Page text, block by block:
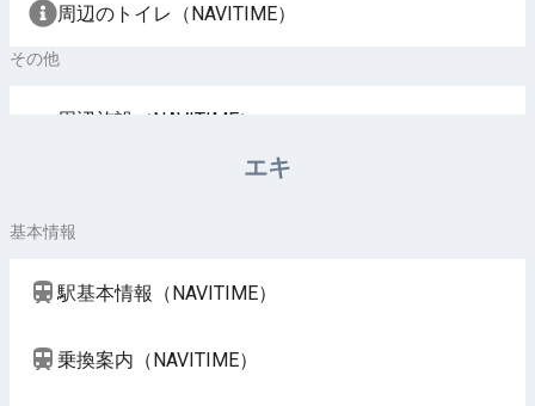
周辺のトイレ（NAVITIME）
その他
周辺施設（NAVITIME）
エキ
基本情報
駅基本情報（NAVITIME）
乗換案内（NAVITIME）